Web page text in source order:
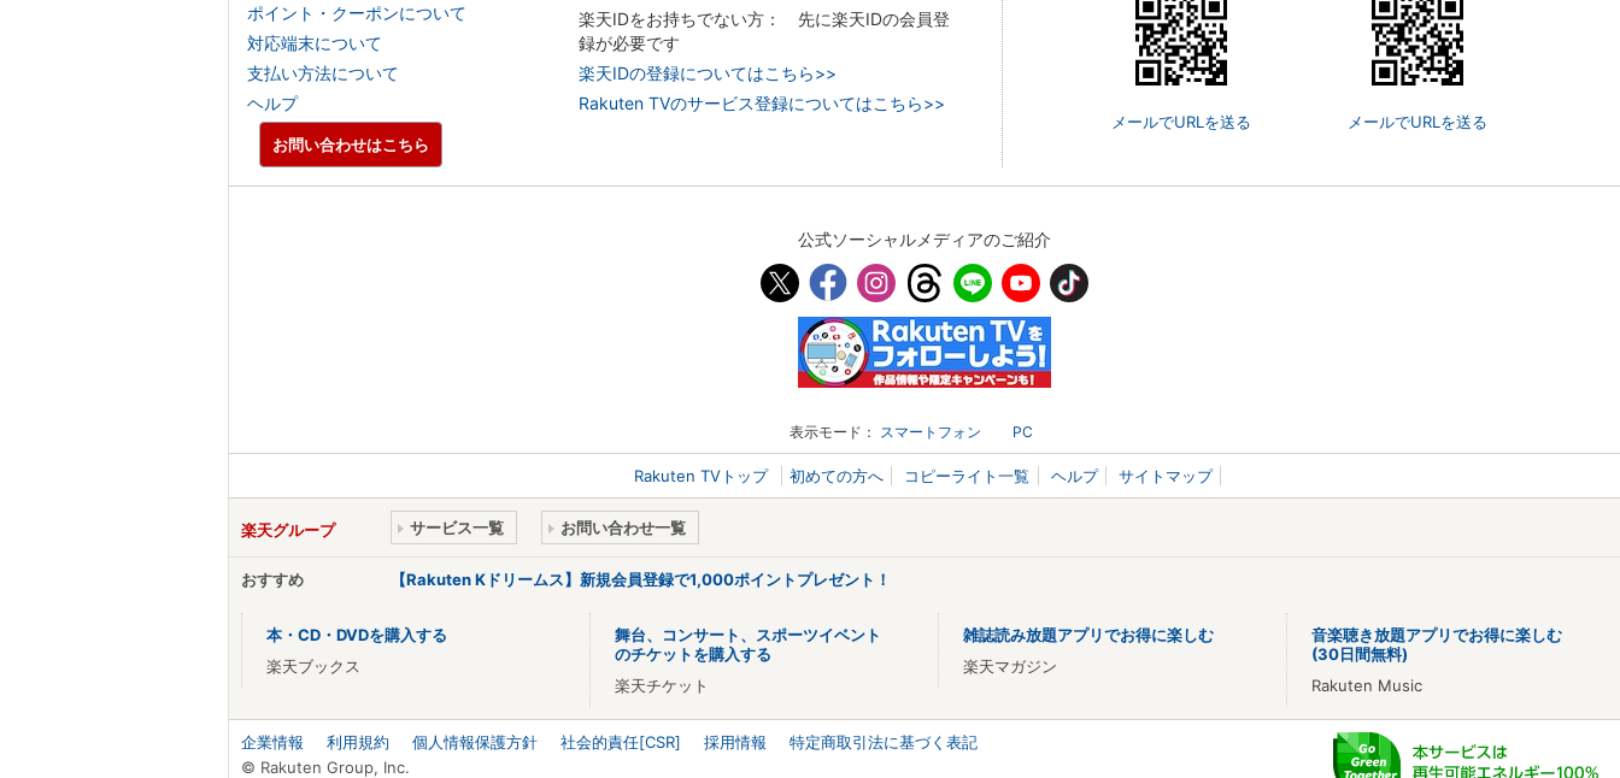
ポイント・クーポンについて
対応端末について
支払い方法について
ヘルプ
楽天IDをお持ちでない方： 先に楽天IDの会員登
録が必要です
楽天IDの登録についてはこちら>>
Rakuten TVのサービス登録についてはこちら>>
メールでURLを送る
メールでURLを送る
お問い合わせはこちら
公式ソーシャルメディアのご紹介
表示モード： スマートフォン PC
Rakuten TVトップ 初めての方へ コピーライト一覧 ヘルプ サイトマップ
楽天グループ サービス一覧 お問い合わせ一覧
おすすめ 【Rakuten Kドリームス】新規会員登録で1,000ポイントプレゼント！
本・CD・DVDを購入する
楽天ブックス
舞台、コンサート、スポーツイベント
のチケットを購入する
楽天チケット
雑誌読み放題アプリでお得に楽しむ
楽天マガジン
音楽聴き放題アプリでお得に楽しむ
(30日間無料)
Rakuten Music
企業情報 利用規約 個人情報保護方針 社会的責任[CSR] 採用情報
特定商取引法に基づく表記
© Rakuten Group, Inc.